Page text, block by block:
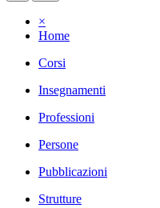
×
Home
Corsi
Insegnamenti
Professioni
Persone
Pubblicazioni
Strutture